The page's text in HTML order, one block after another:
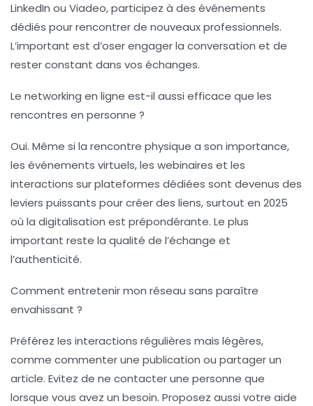
LinkedIn ou Viadeo, participez à des événements
dédiés pour rencontrer de nouveaux professionnels.
L’important est d’oser engager la conversation et de
rester constant dans vos échanges.
Le networking en ligne est-il aussi efficace que les
rencontres en personne ?
Oui. Même si la rencontre physique a son importance,
les événements virtuels, les webinaires et les
interactions sur plateformes dédiées sont devenus des
leviers puissants pour créer des liens, surtout en 2025
où la digitalisation est prépondérante. Le plus
important reste la qualité de l’échange et
l’authenticité.
Comment entretenir mon réseau sans paraître
envahissant ?
Préférez les interactions régulières mais légères,
comme commenter une publication ou partager un
article. Evitez de ne contacter une personne que
lorsque vous avez un besoin. Proposez aussi votre aide